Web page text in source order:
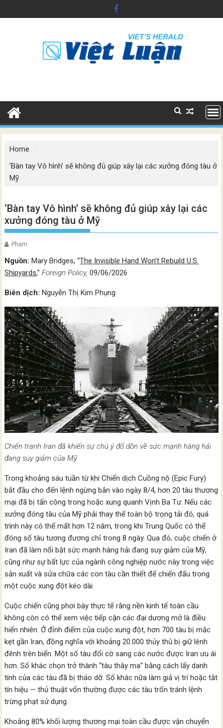
to
Home
‘Bàn tay Vô hình’ sẽ không đủ giúp xây lại các xưởng đóng tàu ở
Mỹ
‘Bàn tay Vô hình’ sẽ không đủ giúp xây lại các
xưởng đóng tàu ở Mỹ
Pham
Nguồn: Mary Bridges, “The Invisible Hand Won’t Rebuild U.S.
Shipyards,”Foreign Policy,09/06/2026
Biên dịch:Nguyễn Thị Kim Phụng
Chiến tranh Iran đã khiến sự chú ý đổ dồn về sức mạnh hàng hải
đang suy giảm của Mỹ.
Trong khoảng sáu tuần từ khi Chiến dịch Cuồng nộ (Epic Fury)
bắt đầu cho đến lệnh ngừng bắn vào ngày 8/4, hơn 20 tàu thương
mại đã bị tấn công trong hoặc xung quanh Vịnh Ba Tư. Nếu các
xưởng đóng tàu của Mỹ phải thay thế toàn bộ trọng tải đó, quá
trình này có thể mất hơn 12 năm, trong khi Trung Quốc có thể
đóng số tàu tương đương chỉ trong 8 ngày. Qua đó, cuộc chiến ở
Iran đã làm nổi bật sức mạnh hàng hải đang suy giảm của Mỹ,
cũng như sự bất lực của ngành công nghiệp nước này trong việc
sản xuất và sửa chữa các con tàu cần thiết để chiến đấu trong
một cuộc xung đột kéo dài.
Cuộc chiến cũng phơi bày thực tế rằng nền kinh tế toàn cầu
không còn có thể xem việc tiếp cận các đại dương mở là điều
hiển nhiên. Ở đỉnh điểm của cuộc xung đột, hơn 700 tàu bị mắc
kẹt gần Iran, đồng nghĩa với khoảng 20.000 thủy thủ bị giữ lênh
đênh trên biển. Một số tàu đổi cờ sang các nước được Iran ưu ái
hơn. Số khác chọn trở thành “tàu thây ma” bằng cách lấy danh
tính của các tàu đã bị tháo dỡ. Số khác nữa làm giả vị trí hoặc tắt
tín hiệu — thủ thuật vốn thường được các tàu trốn tránh lệnh
trừng phạt sử dụng.
Khoảng 80% khối lượng thương mại toàn cầu được vận chuyển